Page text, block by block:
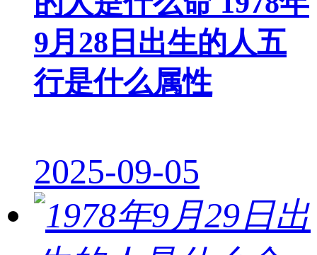
9月28日出生的人五
行是什么属性
2025-09-05